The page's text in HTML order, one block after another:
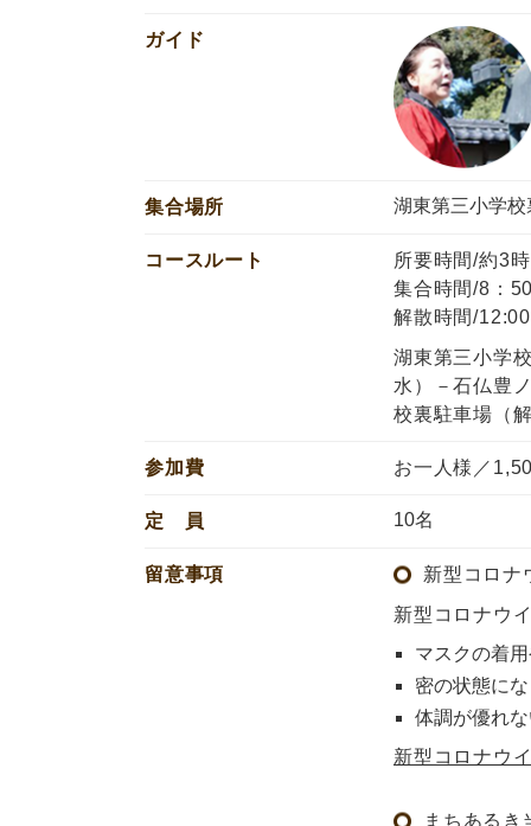
ガイド
集合場所 湖東第三小学
コースルート
所要時間/約3
集合時間/8：
解散時間/
湖東第三小学
水）－石仏豊
校裏駐車場（
参加費 お一人様／
定 員 10名
留意事項
新型コロナ
新型コロナウ
マスクの着
密の状態に
体調が優れ
新型コロナウ
まちあるき